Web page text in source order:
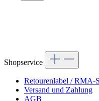
Shopservice
Retourenlabel / RMA-
Versand und Zahlung
AGB